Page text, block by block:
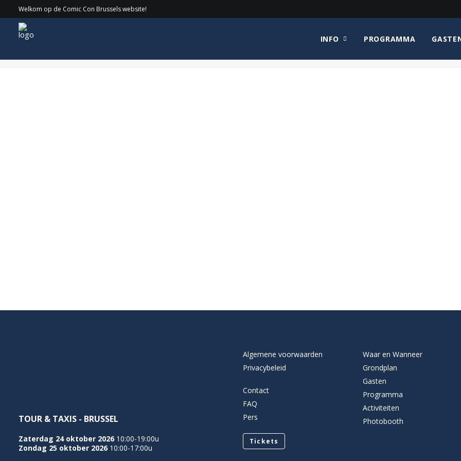
Welkom op de Comic Con Brussels website!
INFO PROGRAMMA
jumanji-welcome-jungle-logo
TOUR & TAXIS - BRUSSEL
Zaterdag 24 oktober 2026 10:00-19:00u
Zondag 25 oktober 2026 10:00-17:00u
Algemene voorwaarden
Privacybeleid
Contact
FAQ
Pers
Tickets
Waar en Wanneer
Grondplan
Gasten
Programma
Activiteiten
Photobooth